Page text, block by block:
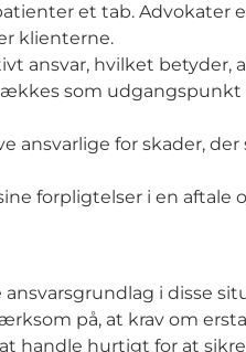
et tab. Advokater
klienterne.
ansvar, hvilket betyder,
som
ansvarlige for skader,
forpligtelser i en aftale
i disse
på, at krav om
handle hurtigt for at sikre